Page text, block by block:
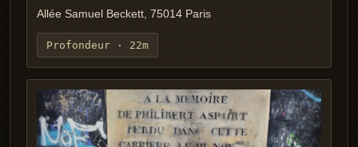
Allée Samuel Beckett, 75014 Paris
Profondeur · 22m